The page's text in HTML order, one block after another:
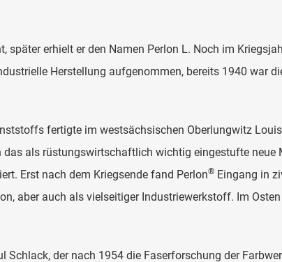
erhielt er den Namen Perlon L. Noch im
Herstellung aufgenommen, bereits 1940 war
fertigte im westsächsischen Oberlungwitz
das als rüstungswirtschaftlich wichtig eingestufte
Erst nach dem Kriegsende fand Perlon® Eingang in
aber auch als vielseitiger Industriewerkstoff. Im
Schlack, der nach 1954 die Faserforschung der